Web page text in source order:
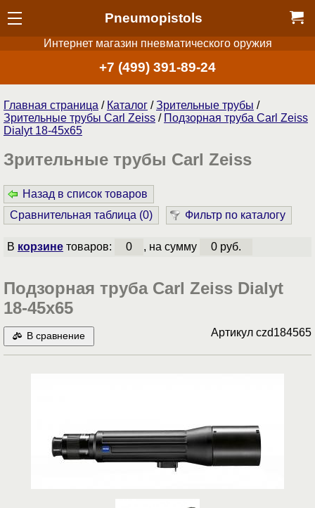
Pneumopistols
Интернет магазин пневматического оружия
+7 (499) 391-89-24
Главная страница / Каталог /Зрительные трубы /
Зрительные трубы Carl Zeiss / Подзорная труба Carl Zeiss
Dialyt 18-45x65
Зрительные трубы Carl Zeiss
Назад в список товаров
Сравнительная таблица (0) Фильтр по каталогу
В корзинетоваров: 0 , на сумму 0 руб.
Подзорная труба Carl Zeiss Dialyt
18-45x65
В сравнение Артикул czd184565